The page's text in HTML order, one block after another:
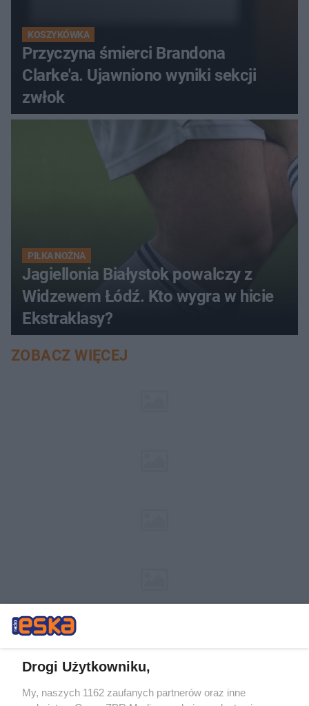
KOSZYKÓWKA
Przyczyna śmierci Brandona
Clarke'a. Ujawniono wyniki sekcji
zwłok
PIŁKA NOŻNA
Jagiellonia Białystok powalczy z
Widzewem Łódź. Kto wygra w hicie
Ekstraklasy?
ZOBACZ WIĘCEJ
Drogi Użytkowniku,
My, naszych 1162 zaufanych partnerów oraz inne